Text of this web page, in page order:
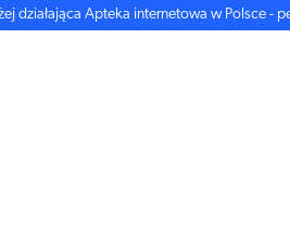
działająca Apteka internetowa w Polsce -